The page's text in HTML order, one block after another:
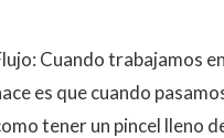
Cuando trabajamos
es que cuando
tener un pincel lleno